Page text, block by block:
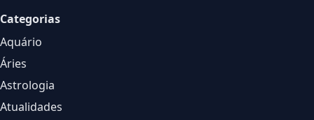
Categorias
Aquário
Áries
Astrologia
Atualidades